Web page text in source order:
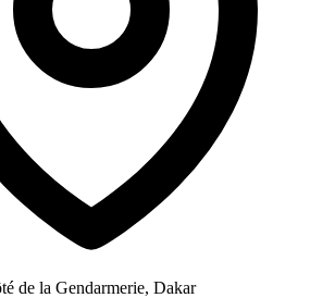
de la Gendarmerie, Dakar